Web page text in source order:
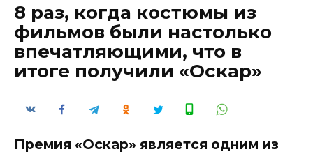
8 раз, когда костюмы из
фильмов были настолько
впечатляющими, что в
итоге получили «Оскар»
Премия «Оскар» является одним из